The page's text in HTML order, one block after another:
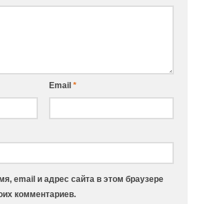
Email *
email и адрес сайта в этом браузере
комментариев.